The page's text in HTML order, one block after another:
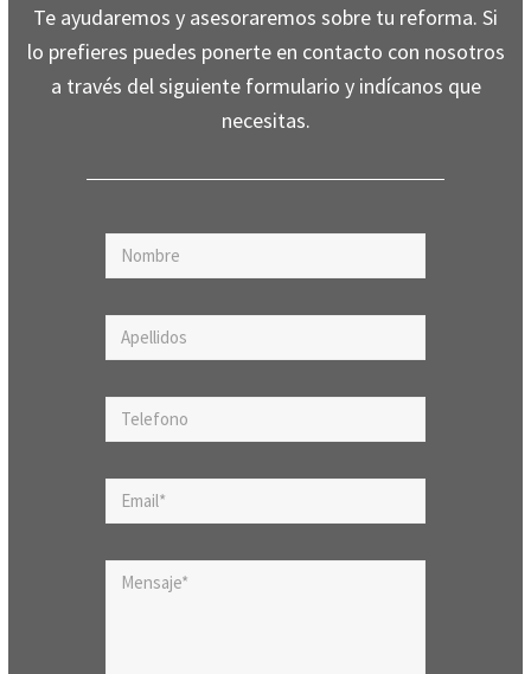
Te ayudaremos y asesoraremos sobre tu reforma. Si
lo prefieres puedes ponerte en contacto con nosotros
a través del siguiente formulario y indícanos que
necesitas.